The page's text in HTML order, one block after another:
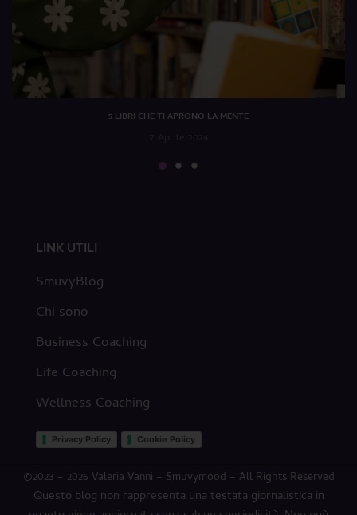
5 LIBRI CHE TI APRONO LA MENTE
LINK UTILI
SmuvyBlog
Chi sono
Business Coaching
Life Coaching
Wellness Coaching
Privacy Policy Cookie Policy
©2023 – 2026 Valeria Vanni – Smuvymood – All Rights Reserved
Questo blog non rappresenta una testata giornalistica in